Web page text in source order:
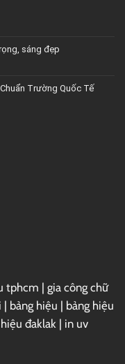
sáng đẹp
Trường Quốc Tế
tphcm | gia công chữ
| bảng hiệu | bảng hiệu
đaklak | in uv